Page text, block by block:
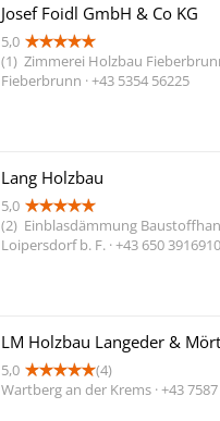
Josef Foidl GmbH & Co KG
5,0
(1) Zimmerei Holzbau
Fieberbrunn · +43 5354 56225
Lang Holzbau
5,0
(2) Einblasdämmung
Loipersdorf b. F. · +43 650 3916910
LM Holzbau Langeder &
5,0
(4)
Wartberg an der Krems · +43 7587